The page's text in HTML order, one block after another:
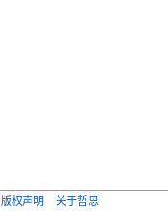
版权声明
关于哲思